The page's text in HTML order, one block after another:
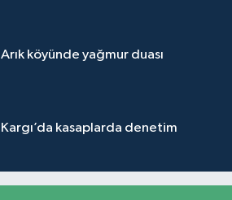
Arık köyünde yağmur duası
Kargı’da kasaplarda denetim